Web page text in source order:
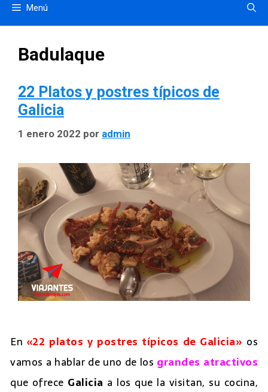
Menú
Badulaque
22 Platos y postres típicos de
Galicia
1 enero 2022 por admin
En «22 platos y postres típicos de Galicia» os
vamos a hablar de uno de los grandes atractivos
que ofrece Galicia a los que la visitan, su cocina,